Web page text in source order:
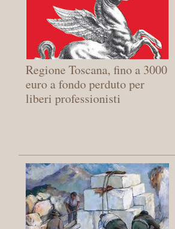
Regione Toscana, fino a 3000
euro a fondo perduto per
liberi professionisti